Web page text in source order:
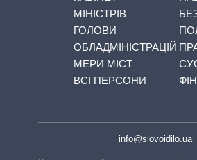
МІНІСТРІВ
ГОЛОВИ
ОБЛАДМІНІСТРАЦІЙ
МЕРИ МІСТ
ВСІ ПЕРСОНИ
info@slovoidilo.ua